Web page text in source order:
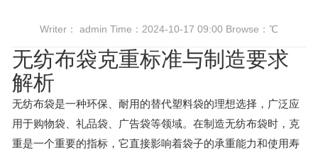
Writer： admin Time：2024-10-17 09:00 Browse： ℃
无纺布袋克重标准与制造要求
解析
无纺布袋是一种环保、耐用的替代塑料袋的理想选择，广泛应
用于购物袋、礼品袋、广告袋等领域。在制造无纺布袋时，克
重是一个重要的指标，它直接影响着袋子的承重能力和使用寿